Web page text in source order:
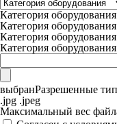
Категория оборудования
Категория оборудования
Категория оборудования
Категория
выбранРазрешенные
.jpg .jpeg
Максимальный вес